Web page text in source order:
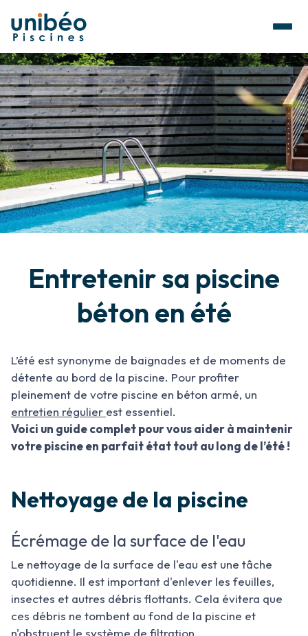
Entretenir sa piscine
béton en été
L’été est synonyme de baignades et de moments de
détente au bord de la piscine. Pour profiter
pleinement de votre piscine en béton armé, un
entretien régulier est essentiel.
Voici un guide complet pour vous aider à maintenir
votre piscine en parfait état tout au long de l’été !
Nettoyage de la piscine
Écrémage de la surface de l'eau
Le nettoyage de la surface de l'eau est une tâche
quotidienne. Il est important d'enlever les feuilles,
insectes et autres débris flottants. Cela évitera que
ces débris ne tombent au fond de la piscine et
n'obstruent le système de filtration .